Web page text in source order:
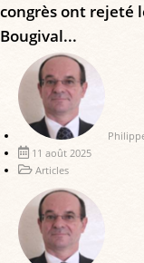
congrès ont rejeté
Bougival...
11 août 2025
Articles